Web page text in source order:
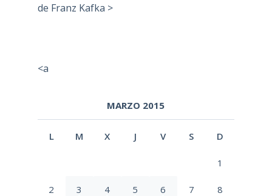
de Franz Kafka >
<a
MARZO 2015
L M X J V S D
1
2 3 4 5 6 7 8